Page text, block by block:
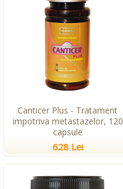
Canticer Plus - Tratament
impotriva metastazelor, 120
capsule
628 Lei